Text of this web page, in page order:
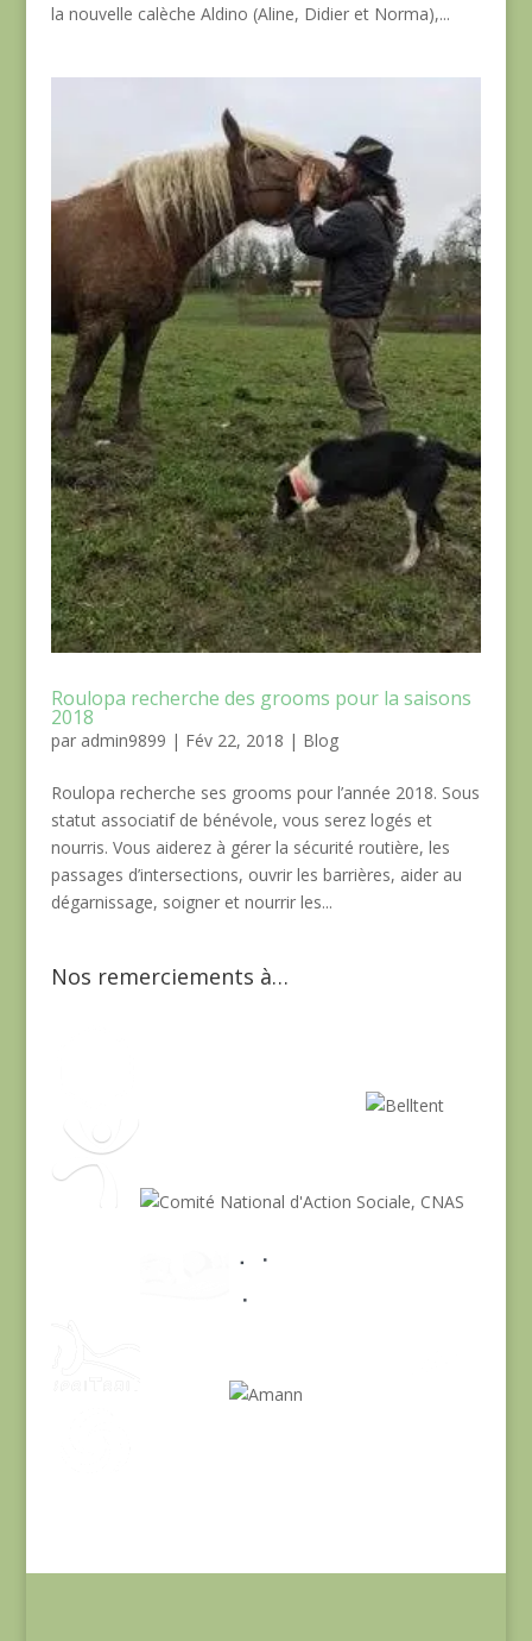
la nouvelle calèche Aldino (Aline, Didier et Norma),...
Roulopa recherche des grooms pour la saisons
2018
par admin9899 | Fév 22, 2018 | Blog
Roulopa recherche ses grooms pour l’année 2018. Sous
statut associatif de bénévole, vous serez logés et
nourris. Vous aiderez à gérer la sécurité routière, les
passages d’intersections, ouvrir les barrières, aider au
dégarnissage, soigner et nourrir les...
Nos remerciements à…